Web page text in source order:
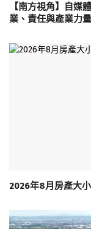
【南方視角】自
業、責任與產業力量
2026年8月房產大